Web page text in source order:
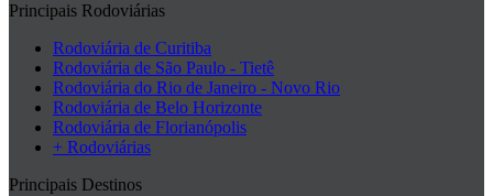
Principais Rodoviárias
Rodoviária de Curitiba
Rodoviária de São Paulo - Tietê
Rodoviária do Rio de Janeiro - Novo Rio
Rodoviária de Belo Horizonte
Rodoviária de Florianópolis
+ Rodoviárias
Principais Destinos